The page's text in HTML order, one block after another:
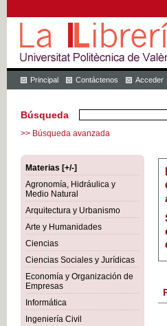
Principal Contáctenos Acceder
Búsqueda
>> Búsqueda avanzada
Materias [+/-]
Agronomía, Hidráulica y
Medio Natural
Arquitectura y Urbanismo
Arte y Humanidades
Ciencias
Ciencias Sociales y Jurídicas
Economía y Organización de
Empresas
Informática
Ingeniería Civil